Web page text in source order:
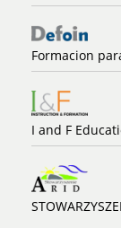
Formacion
I and F